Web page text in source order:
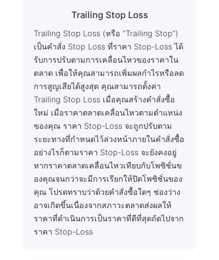
Trailing Stop Loss
Trailing Stop Loss (หรือ “Trailing Stop”)
เป็นคำสั่ง Stop Loss ที่ราคา Stop-Loss ได้
รับการปรับตามการเคลื่อนไหวของราคาใน
ตลาด เพื่อให้คุณสามารถเพิ่มผลกำไรหรือลด
การสูญเสียได้สูงสุด คุณสามารถตั้งค่า
Trailing Stop Loss เมื่อคุณสร้างคำสั่งซื้อ
ใหม่ เมื่อราคาตลาดเคลื่อนไหวตามตำแหน่ง
ของคุณ ราคา Stop-Loss จะถูกปรับตาม
ระยะทางที่กำหนดไว้ล่วงหน้าภายในคำสั่งซื้อ
อย่างไรก็ตามราคา Stop-Loss จะยังคงอยู่
หากราคาตลาดเคลื่อนไหวเทียบกับโพซิชั่นข
องคุณจนกว่าจะมีการเรียกให้ปิดโพซิชั่นของ
คุณ โปรดทราบว่าด้วยคำสั่งซื้อใดๆ ช่องว่าง
อาจเกิดขึ้นเนื่องจากสภาวะตลาดส่งผลให้
ราคาที่ดำเนินการเป็นราคาที่ดีที่สุดถัดไปจาก
ราคา Stop-Loss